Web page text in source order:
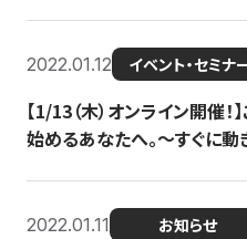
2022.01.12 イベント・セミナ
【1/13（木）オンライン開催
始めるあなたへ。〜すぐに動
2022.01.11 お知らせ